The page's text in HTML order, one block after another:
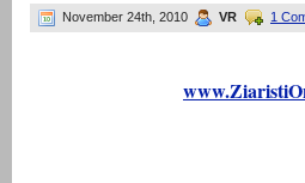
November 24th, 2010 VR 1